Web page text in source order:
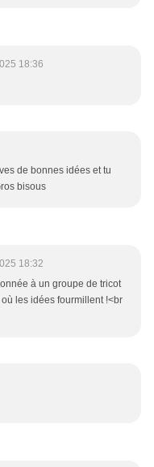
18:36
de bonnes idées et tu
bisous
18:32
à un groupe de tricot
les idées fourmillent !<br